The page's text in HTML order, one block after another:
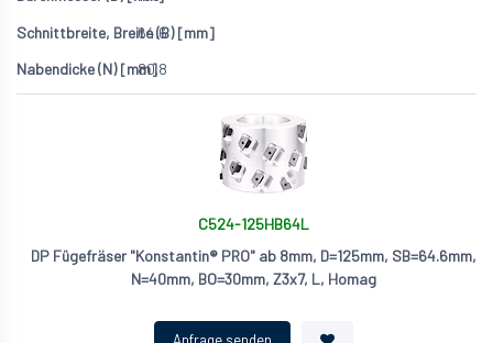
64.6
80.8
C524-125HB64L
DP Fügefräser "Konstantin® PRO" ab 8mm, D=125mm, SB=64.6mm,
N=40mm, BO=30mm, Z3x7, L, Homag